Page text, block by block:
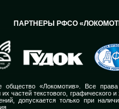
ПАРТНЕРЫ РФСО
общество «Локомотив». Все
частей текстового, графического
допускается только при